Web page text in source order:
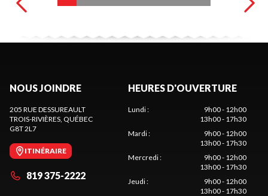
NOUS JOINDRE
205 RUE DESSUREAULT
TROIS-RIVIÈRES , QUÉBEC
G8T 2L7
ITINÉRAIRE
819 375-2222
HEURES D'OUVERTURE
Lundi:
9h00 - 12h00
13h00 - 17h30
Mardi:
9h00 - 12h00
13h00 - 17h30
Mercredi:
9h00 - 12h00
13h00 - 17h30
Jeudi:
9h00 - 12h00
13h00 - 17h30